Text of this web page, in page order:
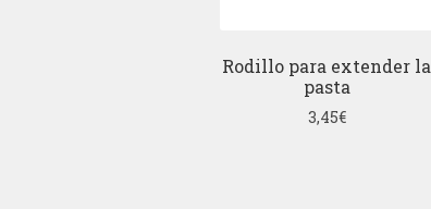
Rodillo para extender la
pasta
3,45€